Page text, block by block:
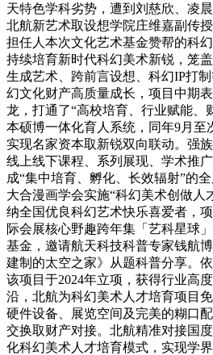
天特色学科劣势，遭到刘慈欣、凌
北航新艺术取设想学院庄维嘉副传
担任人本次文化艺术基金赞帮的科
持续培育新时代科幻美术新锐，笼
生成艺术、跨前言设想、科幻IP打
幻文化财产高质量成长，项目中期
龙，打通了“高校培育、行业赋能、
本硕博一体化育人系统，同年9月至
实现名家资本取新锐双向联动。强
线上线下课程、系列展现、学术推
成“集中培育、孵化、长效辐射”的
大合漫画学会实施“科幻美术创做人
纳全国优良科幻艺术快乐喜爱者，
际会展核心野趣跨年集「艺科星球
基金，邀请航天科技科普专家钱航
建制的太空之家》从题科普分享。
该项目于2024年立项，获得行业高
沿，北航为科幻美术人才培育项目
硬件设备、展览空间及完美的糊口
交换取财产对接。北航精准对接国
化科幻美术人才培育模式，实现学